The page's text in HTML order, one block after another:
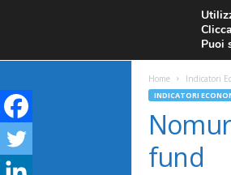
CANDELE GIAPPONESI
F
a
Home Indicatori
INDICATORI
fund
Puoi